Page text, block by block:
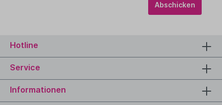
Abschicken
Hotline
Service
Informationen